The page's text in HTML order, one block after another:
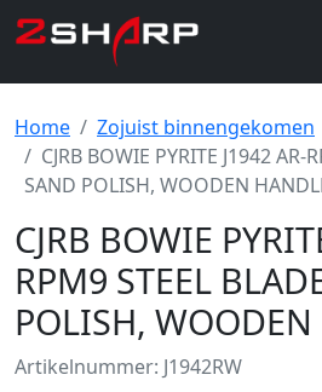
Home
Zojuist binnengekomen
CJRB BOWIE PYRITE J1942 AR-
SAND POLISH, WOODEN
CJRB BOWIE
RPM9 STEEL
POLISH,
Artikelnummer: J1942RW